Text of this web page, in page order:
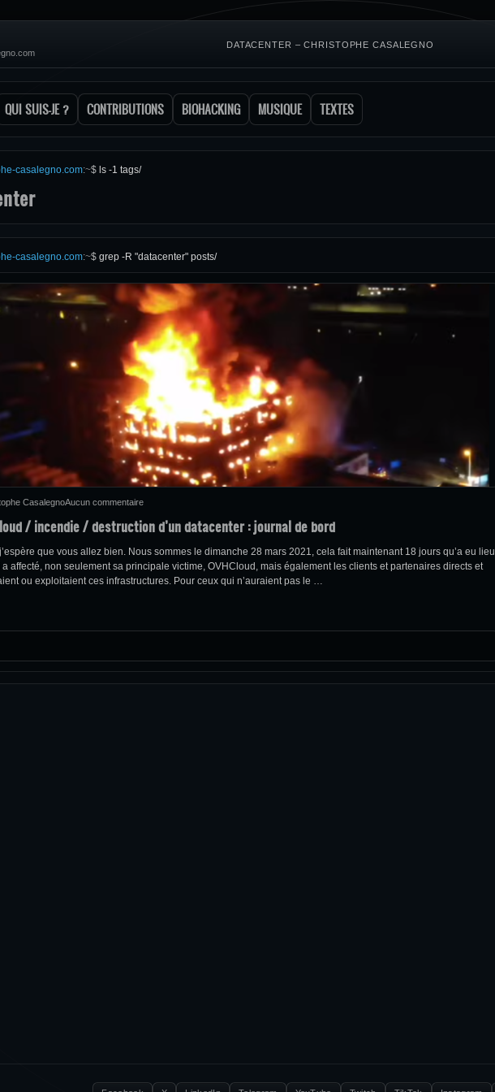
DATACENTER – CHRISTOPHE CASALEGNO
QUI SUIS-JE ? CONTRIBUTIONS BIOHACKING MUSIQUE TEXTES
casalegno.com:~$ ls -1 tags/
casalegno.com:~$ grep -R "datacenter" posts/
CasalegnoAucun commentaire
/ incendie / destruction d’un datacenter : journal de bord
que vous allez bien. Nous sommes le dimanche 28 mars 2021, cela fait maintenant 18 jours qu’a eu lieu
affecté, non seulement sa principale victime, OVHCloud, mais également les clients et partenaires directs et
ou exploitaient ces infrastructures. Pour ceux qui n’auraient pas le …